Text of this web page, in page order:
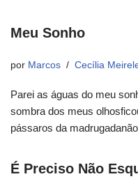
Meu Sonho
por Marcos Cecília
Parei as águas do meu
sombra dos meus
pássaros da
É Preciso Não